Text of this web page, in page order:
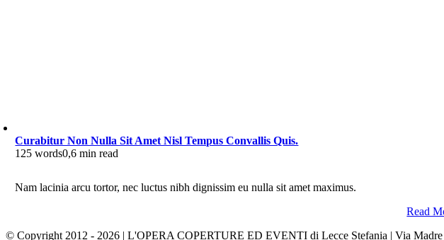
Curabitur Non Nulla Sit Amet Nisl Tempus Convallis Quis.
125 words0,6 min read
Nam lacinia arcu tortor, nec luctus nibh dignissim eu nulla sit amet maximus.
Read
© Copyright 2012 - 2026 | L'OPERA COPERTURE ED EVENTI di Lecce Stefania | Via